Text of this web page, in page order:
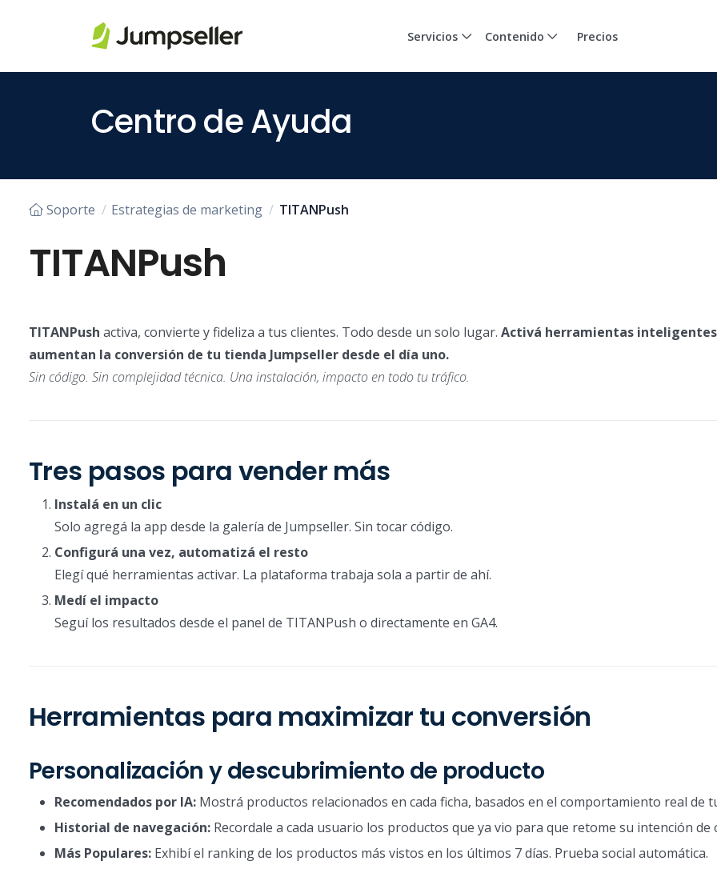
Saltar al contenido principal
Servicios Contenido Precios
Centro de Ayuda
Soporte Estrategias de marketing TITANPush
TITANPush
TITANPush activa, convierte y fideliza a tus clientes. Todo desde un solo lugar. Activá herramientas
aumentan la conversión de tu tienda Jumpseller desde el día uno.
Sin código. Sin complejidad técnica. Una instalación, impacto en todo tu tráfico.
Tres pasos para vender más
Instalá en un clic
Solo agregá la app desde la galería de Jumpseller. Sin tocar código.
Configurá una vez, automatizá el resto
Elegí qué herramientas activar. La plataforma trabaja sola a partir de ahí.
Medí el impacto
Seguí los resultados desde el panel de TITANPush o directamente en GA4.
Herramientas para maximizar tu conversión
Personalización y descubrimiento de producto
Recomendados por IA: Mostrá productos relacionados en cada ficha, basados en el comportamiento real de
Historial de navegación: Recordale a cada usuario los productos que ya vio para que retome su intención de
Más Populares: Exhibí el ranking de los productos más vistos en los últimos 7 días. Prueba social automática.